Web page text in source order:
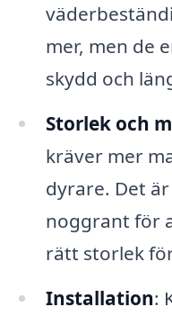
mer, men de
skydd och
Storlek och
kräver mer
dyrare. Det
noggrant för
rätt storlek
Installation: